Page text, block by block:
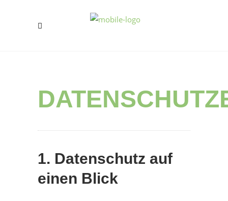
1. Datenschutz auf
einen Blick